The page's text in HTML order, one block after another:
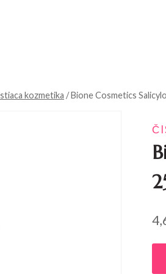
kozmetika /Bione Cosmetics